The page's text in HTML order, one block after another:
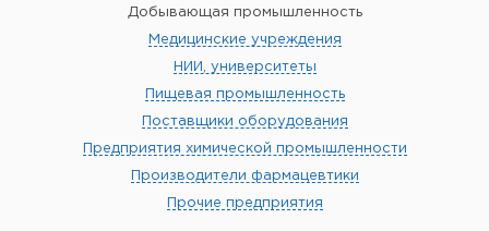
Добывающая промышленность
Медицинские учреждения
НИИ, университеты
Пищевая промышленность
Поставщики оборудования
Предприятия химической промышленности
Производители фармацевтики
Прочие предприятия